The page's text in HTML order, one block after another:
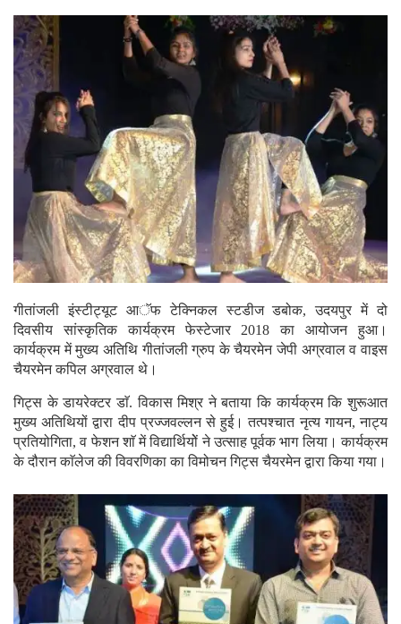
गीतांजली इंस्टीट्यूट आॅफ टेक्निकल स्टडीज डबोक, उदयपुर में दो
दिवसीय सांस्कृतिक कार्यक्रम फेस्टेजार 2018 का आयोजन हुआ।
कार्यक्रम में मुख्य अतिथि गीतांजली ग्रुप के चैयरमेन जेपी अग्रवाल व वाइस
चैयरमेन कपिल अग्रवाल थे।
गिट्स के डायरेक्टर डाॅ. विकास मिश्र ने बताया कि कार्यक्रम कि शुरूआत
मुख्य अतिथियों द्वारा दीप प्रज्जवल्लन से हुई। तत्पश्चात नृत्य गायन, नाट्य
प्रतियोगिता, व फेशन शाॅ में विद्यार्थियोें ने उत्साह पूर्वक भाग लिया। कार्यक्रम
के दौरान काॅलेज की विवरणिका का विमोचन गिट्स चैयरमेन द्वारा किया गया।